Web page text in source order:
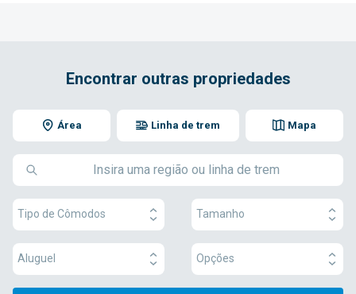
Encontrar outras propriedades
Área Mapa
Linha de trem
Tipo de Cômodos Tamanho
Aluguel Opções